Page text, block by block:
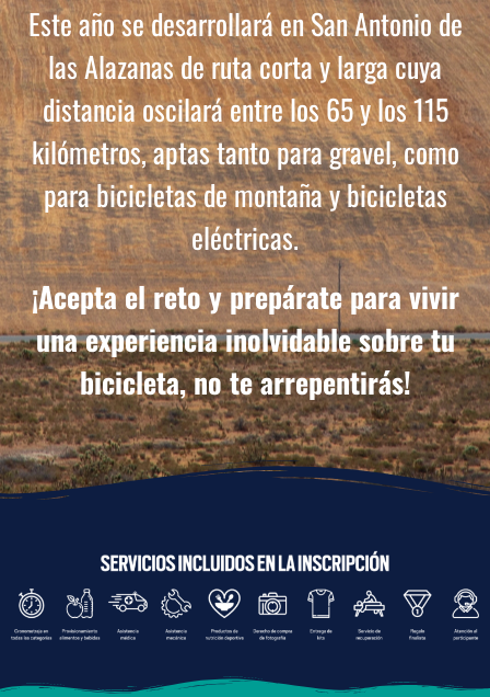
Este año se desarrollará en San Antonio de
las Alazanas de ruta corta y larga cuya
distancia oscilará entre los 65 y los 115
kilómetros, aptas tanto para gravel, como
para bicicletas de montaña y bicicletas
eléctricas.
¡Acepta el reto y prepárate para vivir
una experiencia inolvidable sobre tu
bicicleta, no te arrepentirás!